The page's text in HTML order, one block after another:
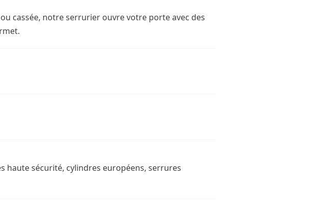
cassée, notre serrurier ouvre votre porte avec des
haute sécurité, cylindres européens, serrures